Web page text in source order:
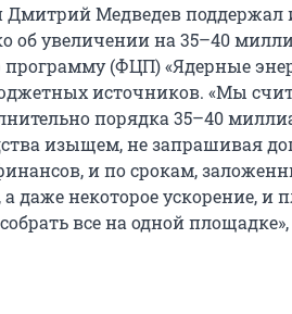
Дмитрий Медведев поддержал
об увеличении на 35–40
(ФЦП) «Ядерные
источников. «Мы
порядка 35–40
изыщем, не запрашивая
и по срокам,
даже некоторое ускорение, и
все на одной